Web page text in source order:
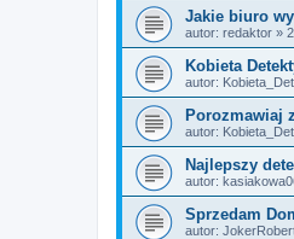
Jakie biuro
autor: redaktor »
Kobieta
autor:
Porozmawiaj
autor:
Najlepszy
autor:
Sprzedam
autor: